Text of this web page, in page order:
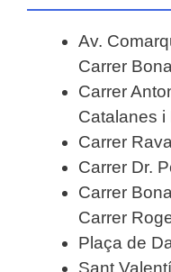
Av.
Carrer
Carrer
Catalanes i
Carrer
Carrer Dr.
Carrer
Carrer
Plaça de
Sant Valentí